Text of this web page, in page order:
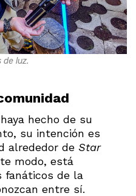
de luz.
hecho de su
su intención es
alrededor de Star
modo, está
fanáticos de la
entre sí.